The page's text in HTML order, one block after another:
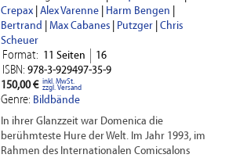
Crepax| Alex Varenne| Harm Bengen
Bertrand
Max Cabanes| Putzger| Chris
Scheuer
Format: 11 Seiten 16
ISBN: 978-3-929497-35-9
150,00 € inkl. MwSt.
zzgl. Versand
Genre: Bildbände
In ihrer Glanzzeit war Domenica die
berühmteste Hure der Welt. Im Jahr 1993, im
Rahmen des Internationalen Comicsalons